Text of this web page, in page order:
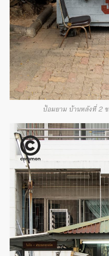
ป้อมยาม บ้านหลังที่ 2